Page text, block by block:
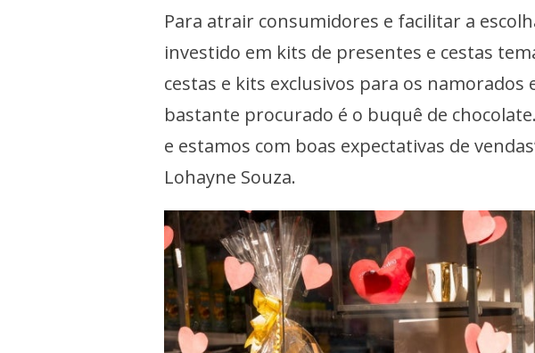
Para atrair consumidores e facilitar a
investido em kits de presentes e cestas
cestas e kits exclusivos para os namorados
bastante procurado é o buquê de
e estamos com boas expectativas de
Lohayne Souza.